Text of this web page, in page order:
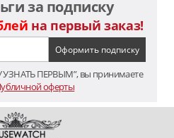
за подписку
на первый заказ!
УЗНАТЬ ПЕРВЫМ”, вы принимаете
оферты